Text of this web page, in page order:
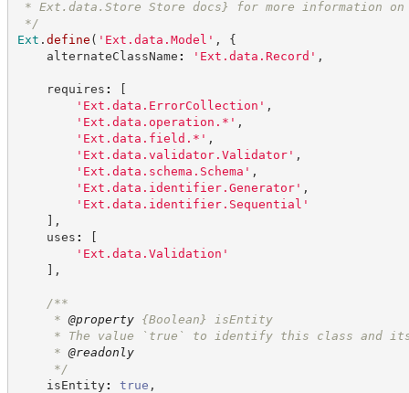
* Ext.data.Store Store docs} for more information on
*/
Ext . define ( ' Ext.data.Model ' ,
{
alternateClassName : ' Ext.data.Record ' ,
requires :
[
' Ext.data.ErrorCollection ' ,
' Ext.data.operation.* ' ,
' Ext.data.field.* ' ,
' Ext.data.validator.Validator' ,
' Ext.data.schema.Schema ' ,
' Ext.data.identifier.Generator' ,
' Ext.data.identifier.Sequential '
] ,
uses :
[
' Ext.data.Validation '
] ,
/**
* @property {Boolean}
isEntity
* The value `true` to identify this class and its
* @readonly
*/
isEntity: true ,